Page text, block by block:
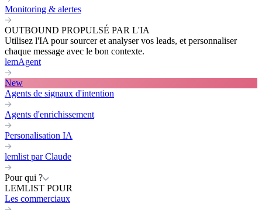
Monitoring & alertes
OUTBOUND PROPULSÉ PAR L'IA
Utilisez l'IA pour sourcer et analyser vos leads, et personnaliser
chaque message avec le bon contexte.
lemAgent
New
Agents de signaux d'intention
Agents d'enrichissement
Personalisation IA
lemlist par Claude
Pour qui ?
LEMLIST POUR
Les commerciaux